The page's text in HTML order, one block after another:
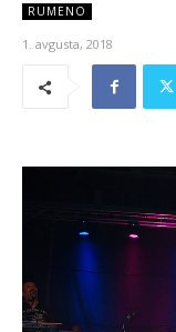
RUMENO
1. avgusta, 2018